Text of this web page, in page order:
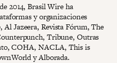
2014, Brasil Wire ha
y organizaciones
Jazeera, Revista Fórum, The
Tribune, Outras
COHA, NACLA, This is
y Alborada.